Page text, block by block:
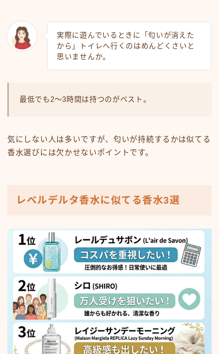
実際に遊んでいるときに「匂いが消えた
から」トイレへ行くのはめんどくさいと
思いませんか。
最低でも2～3時間は持つのがベスト。
気にしない人は多いですが、匂いが持続するかは似てる
香水選びには欠かせないポイントです。
レベルデルタ香水に似てる香水3選